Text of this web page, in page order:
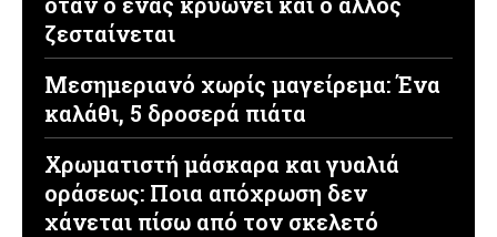
ζεσταίνεται
Μεσημεριανό χωρίς μαγείρεμα: Ένα
καλάθι, 5 δροσερά πιάτα
Χρωματιστή μάσκαρα και γυαλιά
οράσεως: Ποια απόχρωση δεν
χάνεται πίσω από τον σκελετό